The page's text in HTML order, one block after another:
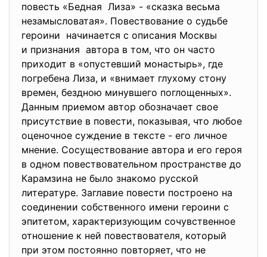
повесть «Бедная Лиза» - «сказка весьма
незамысловатая». Повествование о судьбе
героини начинается с описания Москвы
и признания автора в том, что он часто
приходит в «опустевший монастырь», где
погребена Лиза, и «внимает глухому стону
времен, бездною минувшего поглощенных».
Данным приемом автор обозначает свое
присутствие в повести, показывая, что любое
оценочное суждение в тексте - его личное
мнение. Сосуществование автора и его героя
в одном повествовательном пространстве до
Карамзина не было знакомо русской
литературе. Заглавие повести построено на
соединении собственного имени героини с
эпитетом, характеризующим сочувственное
отношение к ней повествователя, который
при этом постоянно повторяет, что не